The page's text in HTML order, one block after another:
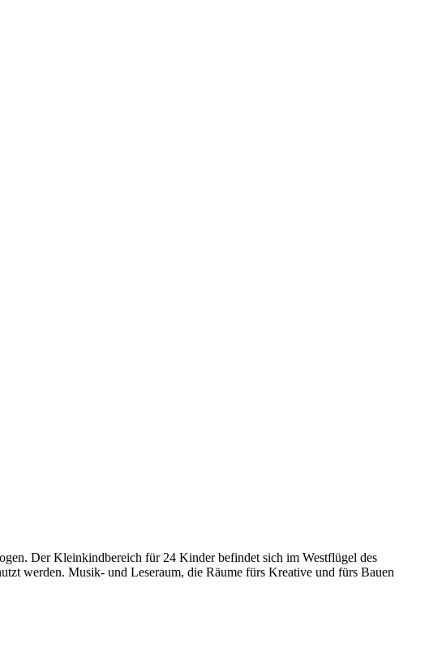
Der Kleinkindbereich für 24 Kinder befindet sich im Westflügel des
werden. Musik- und Leseraum, die Räume fürs Kreative und fürs Bauen